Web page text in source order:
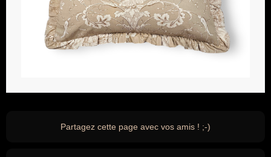
Partagez cette page avec vos amis ! ;-)